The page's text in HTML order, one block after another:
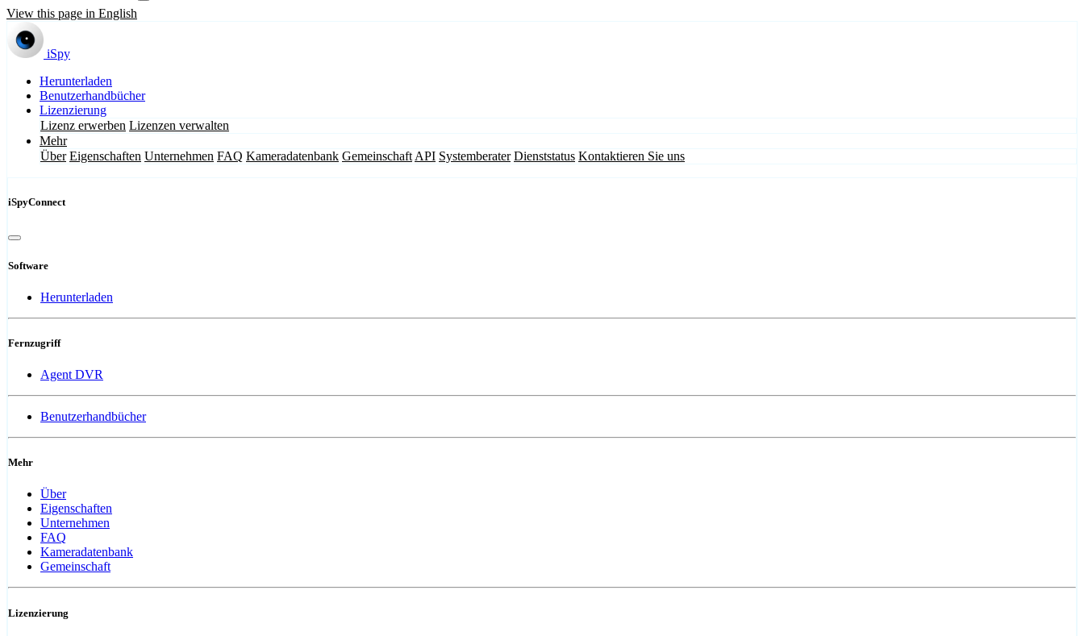
View this page in English
iSpy
Herunterladen
Benutzerhandbücher
Lizenzierung
Lizenz erwerben Lizenzen verwalten
Mehr
Über Eigenschaften Unternehmen FAQ Kameradatenbank Gemeinschaft API Systemberater Dienststatus Kontaktieren Sie uns
iSpyConnect
Software
Herunterladen
Fernzugriff
Agent DVR
Benutzerhandbücher
Mehr
Über
Eigenschaften
Unternehmen
FAQ
Kameradatenbank
Gemeinschaft
Lizenzierung